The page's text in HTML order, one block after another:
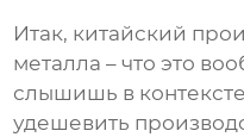
Итак, китайский
металла – что это
слышишь в
удешевить